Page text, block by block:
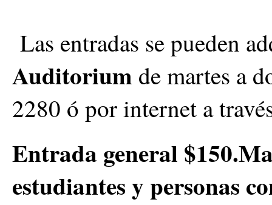
Las entradas se pueden
Auditorium de martes a
2280 ó por internet a
Entrada general
estudiantes y personas